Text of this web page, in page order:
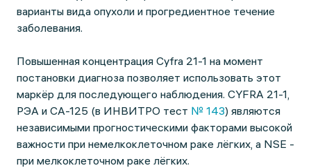
варианты вида опухоли и прогредиентное течение
заболевания.
Повышенная концентрация Cyfra 21-1 на момент
постановки диагноза позволяет использовать этот
маркёр для последующего наблюдения. CYFRA 21-1,
РЭА и CA-125 (в ИНВИТРО тест № 143) являются
независимыми прогностическими факторами высокой
важности при немелкоклеточном раке лёгких, а NSE -
при мелкоклеточном раке лёгких.